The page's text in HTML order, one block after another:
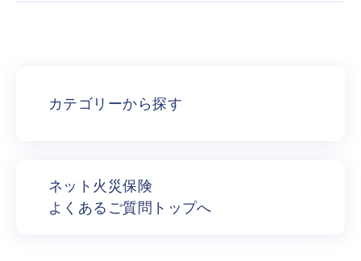
カテゴリーから探す
ネット火災保険
よくあるご質問トップへ